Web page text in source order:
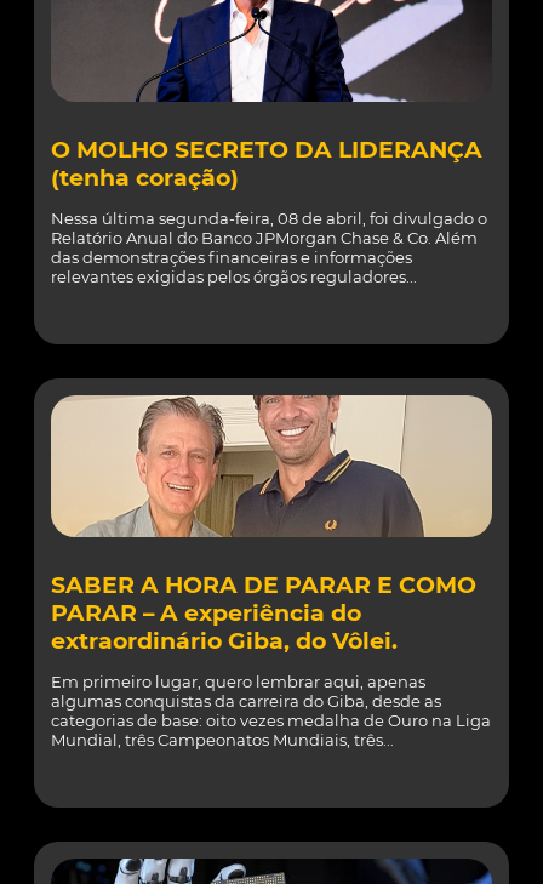
O MOLHO SECRETO DA LIDERANÇA
(tenha coração)
Nessa última segunda-feira, 08 de abril, foi divulgado o
Relatório Anual do Banco JPMorgan Chase & Co. Além
das demonstrações financeiras e informações
relevantes exigidas pelos órgãos reguladores...
SABER A HORA DE PARAR E COMO
PARAR – A experiência do
extraordinário Giba, do Vôlei.
Em primeiro lugar, quero lembrar aqui, apenas
algumas conquistas da carreira do Giba, desde as
categorias de base: oito vezes medalha de Ouro na Liga
Mundial, três Campeonatos Mundiais, três...